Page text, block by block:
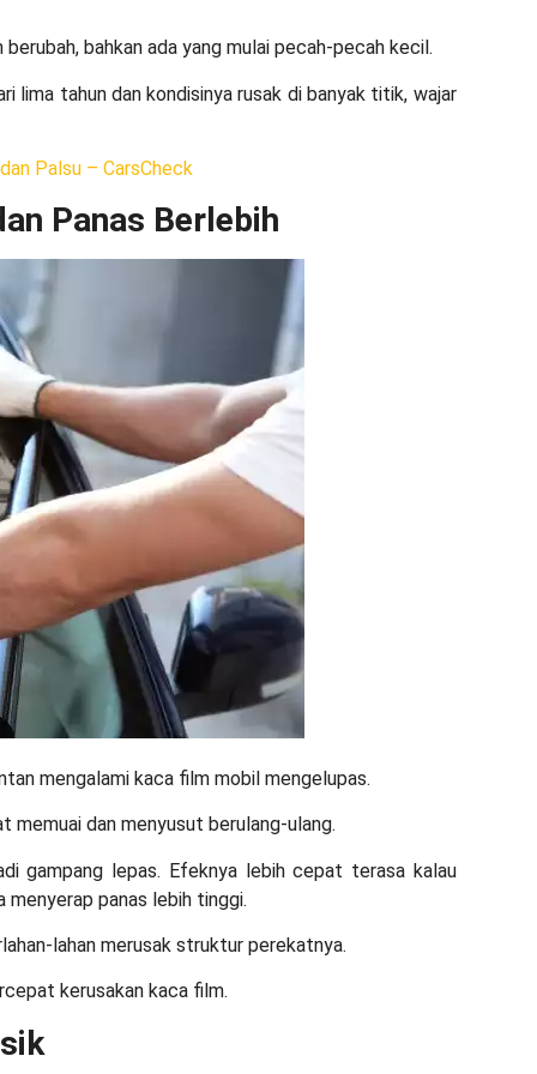
bahkan ada yang mulai pecah-pecah kecil.
lima tahun dan kondisinya rusak di banyak titik, wajar
Palsu – CarsCheck
Panas Berlebih
mengalami kaca film mobil mengelupas.
memuai dan menyusut berulang-ulang.
gampang lepas. Efeknya lebih cepat terasa kalau
menyerap panas lebih tinggi.
lahan merusak struktur perekatnya.
kerusakan kaca film.